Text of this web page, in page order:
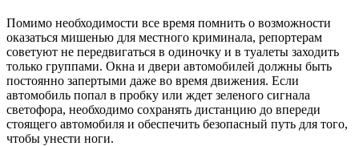
Помимо необходимости все время помнить о возможности
оказаться мишенью для местного криминала, репортерам
советуют не передвигаться в одиночку и в туалеты заходить
только группами. Окна и двери автомобилей должны быть
постоянно запертыми даже во время движения. Если
автомобиль попал в пробку или ждет зеленого сигнала
светофора, необходимо сохранять дистанцию до впереди
стоящего автомобиля и обеспечить безопасный путь для того,
чтобы унести ноги.